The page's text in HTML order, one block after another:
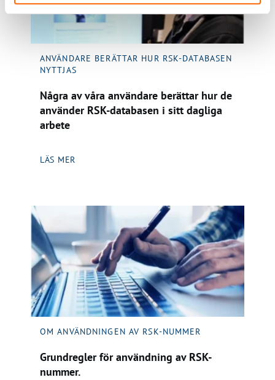
ANVÄNDARE BERÄTTAR HUR RSK-DATABASEN
NYTTJAS
Några av våra användare berättar hur de
använder RSK-databasen i sitt dagliga
arbete
LÄS MER
OM ANVÄNDNINGEN AV RSK-NUMMER
Grundregler för användning av RSK-
nummer.